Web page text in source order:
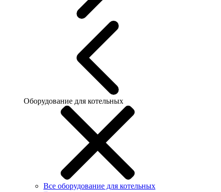
Оборудование для котельных
Все оборудование для котельных